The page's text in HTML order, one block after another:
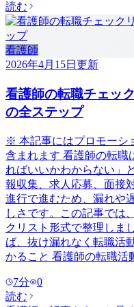
読む
看護師
2026年4月15日 更新
看護師の転職チェッ
の全ステップ
※ 本記事にはプロモーシ
含まれます 看護師の転職
ればいいかわからない」
報収集、求人応募、面接
進行で進むため、漏れや
しさです。この記事では
クリスト形式で整理しま
ば、抜け漏れなく転職活
かること 看護師の転職活
7分
0
読む